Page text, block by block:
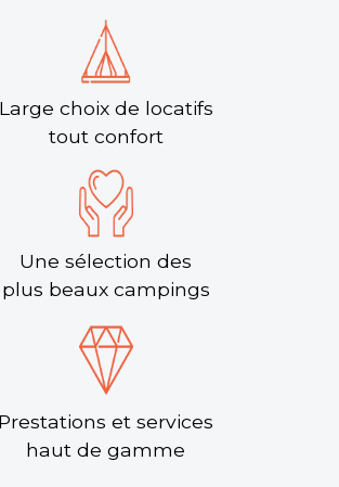
Large choix de locatifs
tout confort
Une sélection des
plus beaux campings
Prestations et services
haut de gamme